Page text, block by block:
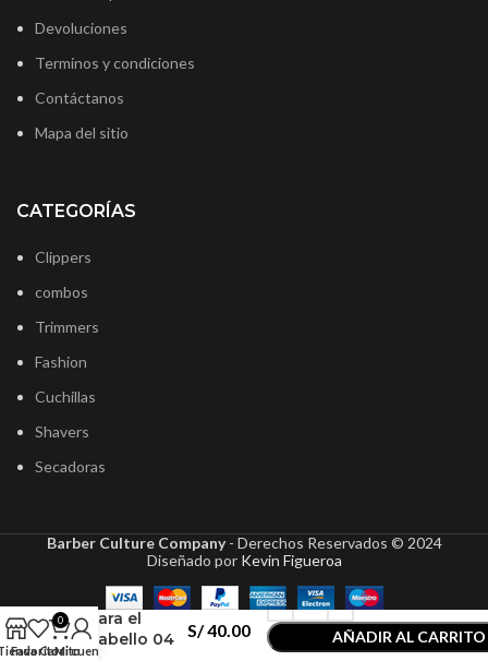
Devoluciones
Terminos y condiciones
Contáctanos
Mapa del sitio
CATEGORÍAS
Clippers
combos
Trimmers
Fashion
Cuchillas
Shavers
Secadoras
Barber Culture Company- Derechos Reservados © 2024
Diseñado por Kevin Figueroa
Wax Cera
para el
Cabello 04
S/40.00
AÑADIR AL CARRITO
Favoritos
0
Carrito
Mi cuenta